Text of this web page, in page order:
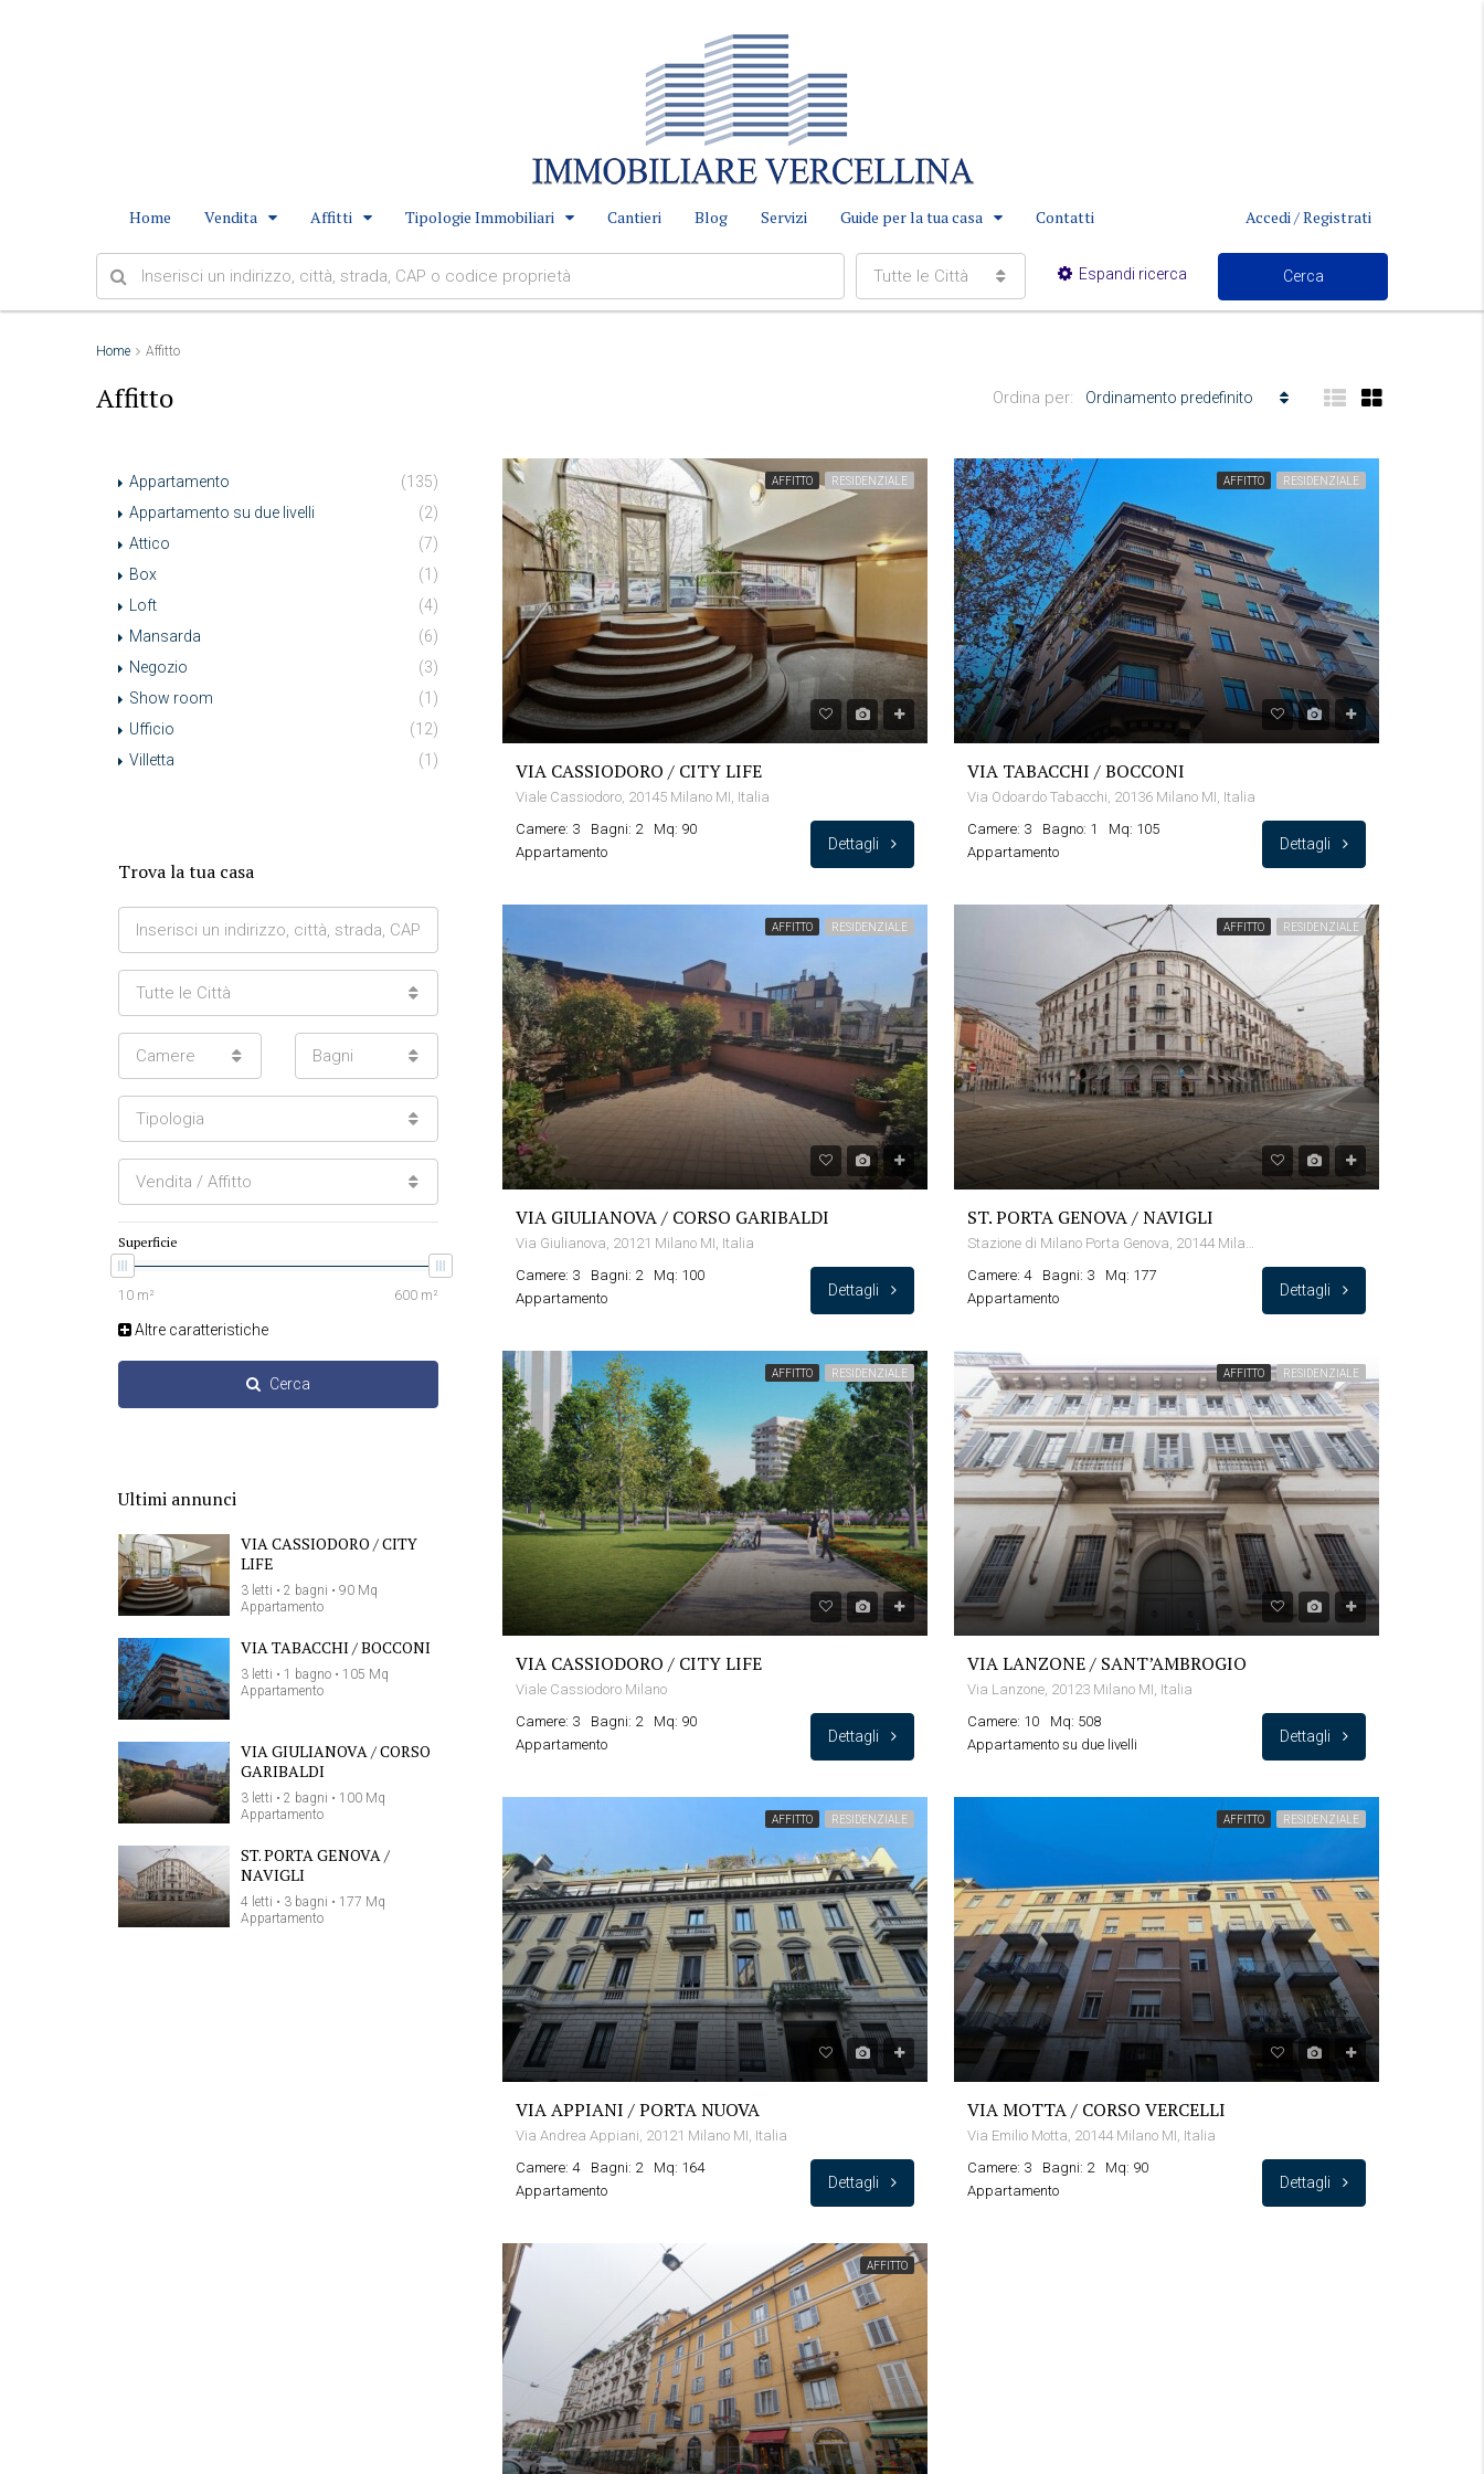
Home Vendita Affitti Tipologie Immobiliari Cantieri Blog Servizi Guide per la tua casa Contatti Accedi / Registrati
Tutte le Città Espandi ricerca Cerca
Home Affitto
Affitto Ordina per: Ordinamento predefinito
AFFITTO RESIDENZIALE
VIA CASSIODORO / CITY LIFE
Viale Cassiodoro, 20145 Milano MI, Italia
Camere: 3
Bagni: 2
Mq: 90
Appartamento
Dettagli
AFFITTO RESIDENZIALE
VIA TABACCHI / BOCCONI
Via Odoardo Tabacchi, 20136 Milano MI, Italia
Camere: 3
Bagno: 1
Mq: 105
Appartamento
Dettagli
AFFITTO RESIDENZIALE
VIA GIULIANOVA / CORSO GARIBALDI
Via Giulianova, 20121 Milano MI, Italia
Camere: 3
Bagni: 2
Mq: 100
Appartamento
Dettagli
AFFITTO RESIDENZIALE
ST. PORTA GENOVA / NAVIGLI
Stazione di Milano Porta Genova, 20144 Milano MI, Italia
Camere: 4
Bagni: 3
Mq: 177
Appartamento
Dettagli
AFFITTO RESIDENZIALE
VIA CASSIODORO / CITY LIFE
Viale Cassiodoro Milano
Camere: 3
Bagni: 2
Mq: 90
Appartamento
Dettagli
AFFITTO RESIDENZIALE
VIA LANZONE / SANT’AMBROGIO
Via Lanzone, 20123 Milano MI, Italia
Camere: 10
Mq: 508
Appartamento su due livelli
Dettagli
AFFITTO RESIDENZIALE
VIA APPIANI / PORTA NUOVA
Via Andrea Appiani, 20121 Milano MI, Italia
Camere: 4
Bagni: 2
Mq: 164
Appartamento
Dettagli
AFFITTO RESIDENZIALE
VIA MOTTA / CORSO VERCELLI
Via Emilio Motta, 20144 Milano MI, Italia
Camere: 3
Bagni: 2
Mq: 90
Appartamento
Dettagli
AFFITTO
Appartamento
(135)
Appartamento su due livelli
(2)
Attico
(7)
Box
(1)
Loft
(4)
Mansarda
(6)
Negozio
(3)
Show room
(1)
Ufficio
(12)
Villetta
(1)
Trova la tua casa
Tutte le Città
Camere Bagni
Tipologia
Vendita / Affitto
Superficie
Altre caratteristiche
Cerca
Ultimi annunci
VIA CASSIODORO / CITY
LIFE
3 letti • 2 bagni • 90 Mq
Appartamento
VIA TABACCHI / BOCCONI
3 letti • 1 bagno • 105 Mq
Appartamento
VIA GIULIANOVA / CORSO
GARIBALDI
3 letti • 2 bagni • 100 Mq
Appartamento
ST. PORTA GENOVA /
NAVIGLI
4 letti • 3 bagni • 177 Mq
Appartamento